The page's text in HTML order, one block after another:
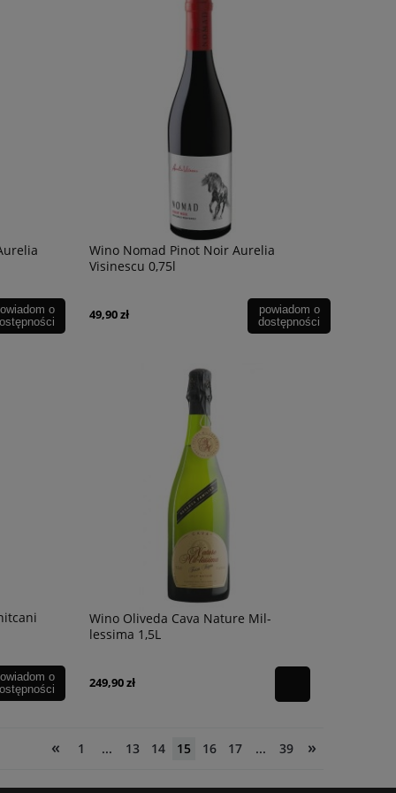
Wino Grand C Gewurztraminer
o
Wino Nomad Pinot Noir Aurelia
Visinescu 0,75l
49,90 zł
powiadom o
dostępności
o
Wino Oliveda Cava Nature Mil-
lessima 1,5L
249,90 zł
« 1 ... 13 14 15 16 17 ... 39 »